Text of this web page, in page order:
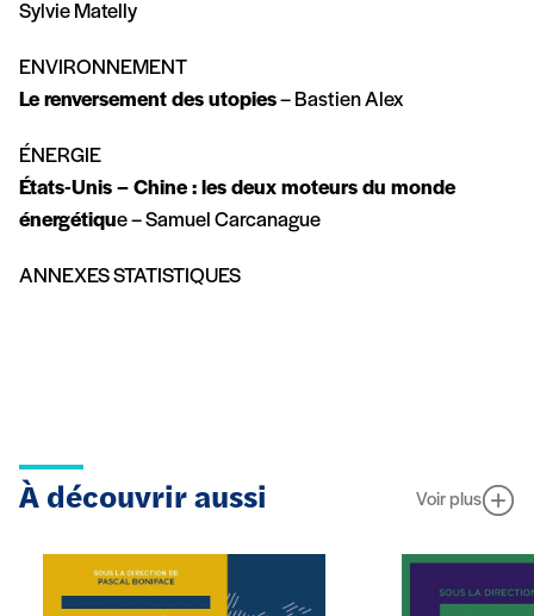
Sylvie Matelly
ENVIRONNEMENT
Le renversement des utopies– Bastien Alex
ÉNERGIE
États-Unis – Chine : les deux moteurs du monde
énergétique – Samuel Carcanague
ANNEXES STATISTIQUES
À découvrir aussi Voir plus